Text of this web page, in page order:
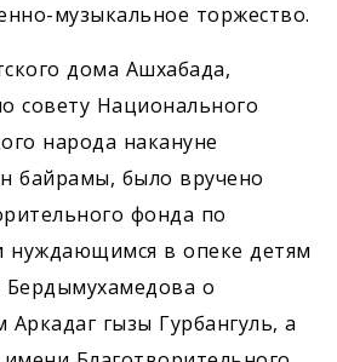
музыкальное торжество.
дома Ашхабада,
совету Национального
народа накануне
байрамы, было вручено
фонда по
в опеке детям
Бердымухамедова о
гызы Гурбангуль, а